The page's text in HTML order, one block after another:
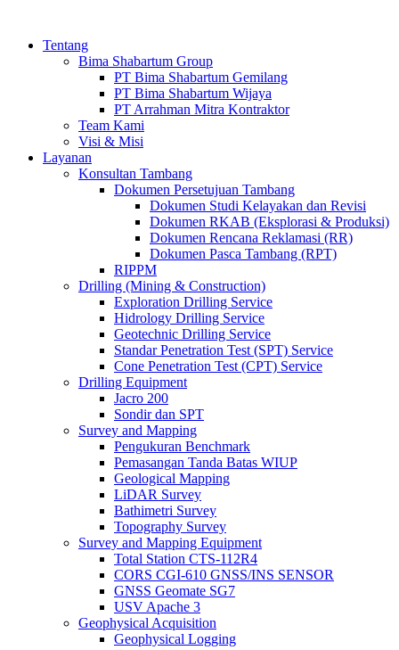
Tentang
Bima Shabartum Group
PT Bima Shabartum Gemilang
PT Bima Shabartum Wijaya
PT Arrahman Mitra Kontraktor
Team Kami
Visi & Misi
Layanan
Konsultan Tambang
Dokumen Persetujuan Tambang
Dokumen Studi Kelayakan dan Revisi
Dokumen RKAB (Eksplorasi & Produksi)
Dokumen Rencana Reklamasi (RR)
Dokumen Pasca Tambang (RPT)
RIPPM
Drilling (Mining & Construction)
Exploration Drilling Service
Hidrology Drilling Service
Geotechnic Drilling Service
Standar Penetration Test (SPT) Service
Cone Penetration Test (CPT) Service
Drilling Equipment
Jacro 200
Sondir dan SPT
Survey and Mapping
Pengukuran Benchmark
Pemasangan Tanda Batas WIUP
Geological Mapping
LiDAR Survey
Bathimetri Survey
Topography Survey
Survey and Mapping Equipment
Total Station CTS-112R4
CORS CGI-610 GNSS/INS SENSOR
GNSS Geomate SG7
USV Apache 3
Geophysical Acquisition
Geophysical Logging